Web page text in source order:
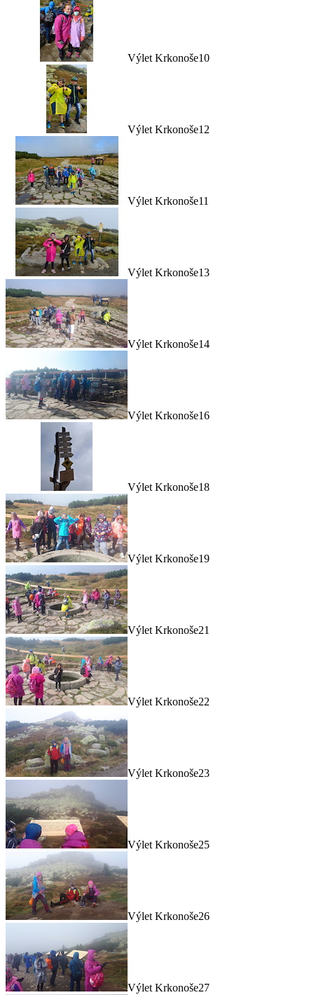
Výlet Krkonoše10
Výlet Krkonoše12
Výlet Krkonoše11
Výlet Krkonoše13
Výlet Krkonoše14
Výlet Krkonoše16
Výlet Krkonoše18
Výlet Krkonoše19
Výlet Krkonoše21
Výlet Krkonoše22
Výlet Krkonoše23
Výlet Krkonoše25
Výlet Krkonoše26
Výlet Krkonoše27